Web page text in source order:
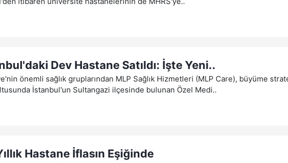
Dev Hastane Satıldı: İşte Yeni..
önemli sağlık gruplarından MLP Sağlık Hizmetleri (MLP Care), büyüme
İstanbul'un Sultangazi ilçesinde bulunan Özel Medi..
Hastane İflasın Eşiğinde